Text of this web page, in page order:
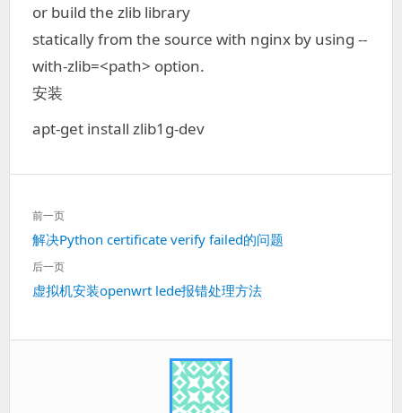
or build the zlib library
statically from the source with nginx by using --
with-zlib=<path> option.
安装
apt-get install zlib1g-dev
文
章
导
航
前一页
上
一
篇：
解决Python certificate verify failed的问题
后一页
下
虚拟机安装openwrt lede报错处理方法